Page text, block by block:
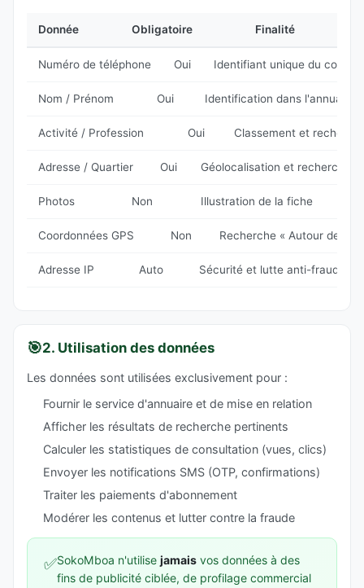
Donnée Obligatoire Finalité
Numéro de téléphone Oui Identifiant unique du
Nom / Prénom Oui Identification dans l'annuaire
Activité / Profession Oui Classement et
Adresse / Quartier Oui Géolocalisation et recherche
Photos Non Illustration de la fiche
Coordonnées GPS Non Recherche « Autour de moi
Adresse IP Auto Sécurité et lutte anti-fraude
🎯2. Utilisation des données
Les données sont utilisées exclusivement pour :
Fournir le service d'annuaire et de mise en relation
Afficher les résultats de recherche pertinents
Calculer les statistiques de consultation (vues, clics)
Envoyer les notifications SMS (OTP, confirmations)
Traiter les paiements d'abonnement
Modérer les contenus et lutter contre la fraude
✅SokoMboa n'utilise jamais vos données à des
fins de publicité ciblée, de profilage commercial